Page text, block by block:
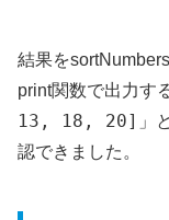
結果を
print関数で出力す
13, 18, 20]
」
認できました。